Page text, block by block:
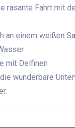
rasante Fahrt mit
an einem weißen
mit Delfinen
wunderbare